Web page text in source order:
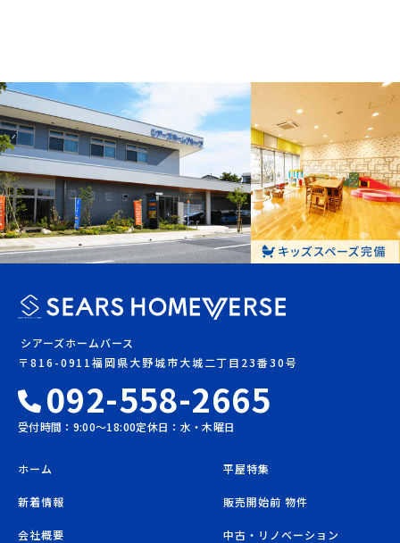
シアーズホームバース
〒816-0911福岡県大野城市大城二丁目23番30号
092-558-2665
受付時間：9:00〜18:00定休日：水・木曜日
ホーム
新着情報
会社概要
平屋特集
販売開始前 物件
中古・リノベーション